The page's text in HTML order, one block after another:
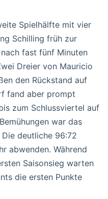
Spielhälfte mit vier
Schilling früh zur
fast fünf Minuten
Dreier von Mauricio
den Rückstand auf
fand aber prompt
zum Schlussviertel auf
war das
deutliche 96:72
abwenden. Während
Saisonsieg warten
die ersten Punkte